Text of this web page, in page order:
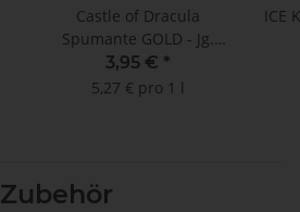
Castle of Dracula
Spumante GOLD - Jg.
2018 - 0,75 l
3,95 € *
5,27 € pro 1 l
ICE
Zubehör